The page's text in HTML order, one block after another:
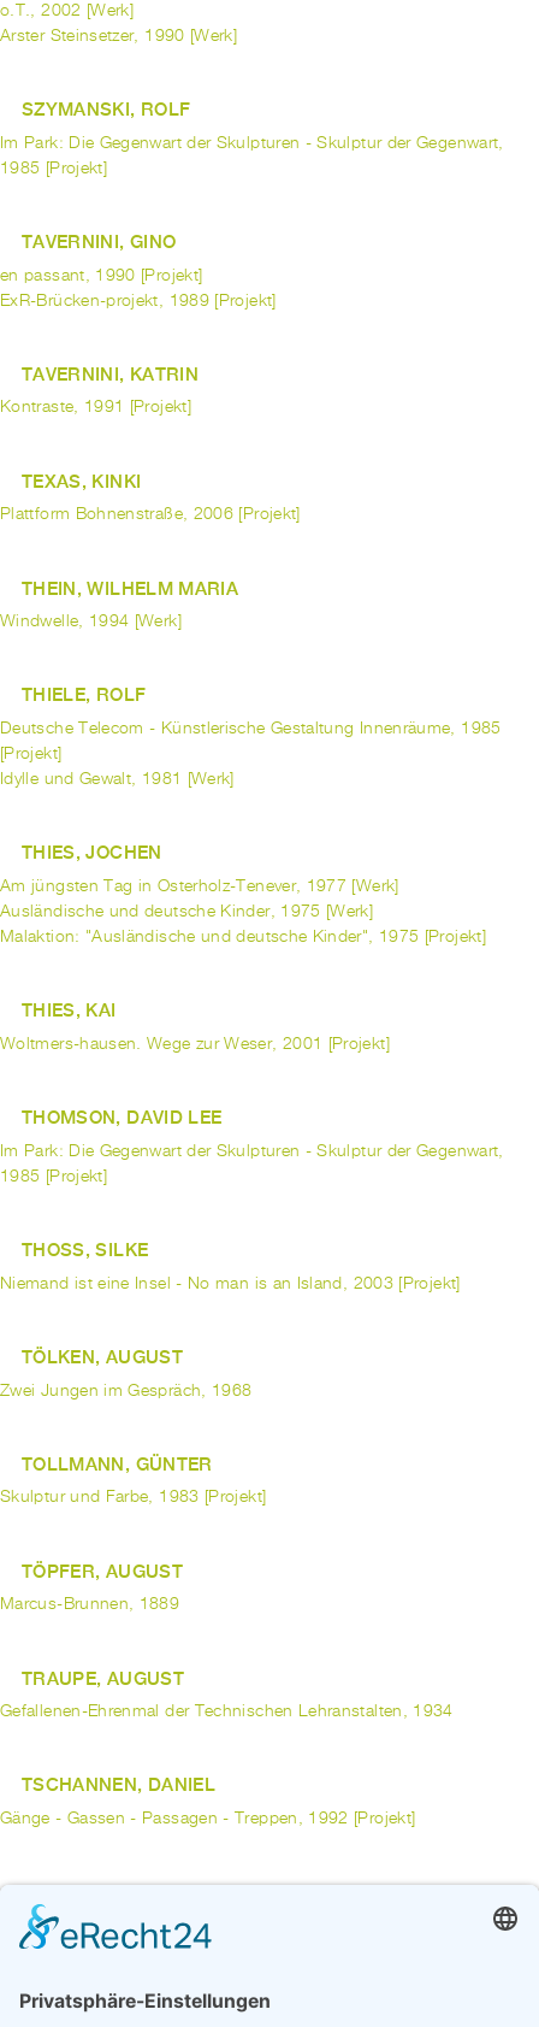
o.T., 2002 [Werk]
Arster Steinsetzer, 1990 [Werk]
SZYMANSKI, ROLF
Im Park: Die Gegenwart der Skulpturen - Skulptur der Gegenwart,
1985 [Projekt]
TAVERNINI, GINO
en passant, 1990 [Projekt]
ExR-Brücken-projekt, 1989 [Projekt]
TAVERNINI, KATRIN
Kontraste, 1991 [Projekt]
TEXAS, KINKI
Plattform Bohnenstraße, 2006 [Projekt]
THEIN, WILHELM MARIA
Windwelle, 1994 [Werk]
THIELE, ROLF
Deutsche Telecom - Künstlerische Gestaltung Innenräume, 1985
[Projekt]
Idylle und Gewalt, 1981 [Werk]
THIES, JOCHEN
Am jüngsten Tag in Osterholz-Tenever, 1977 [Werk]
Ausländische und deutsche Kinder, 1975 [Werk]
Malaktion: "Ausländische und deutsche Kinder", 1975 [Projekt]
THIES, KAI
Woltmers-hausen. Wege zur Weser, 2001 [Projekt]
THOMSON, DAVID LEE
Im Park: Die Gegenwart der Skulpturen - Skulptur der Gegenwart,
1985 [Projekt]
THOSS, SILKE
Niemand ist eine Insel - No man is an Island, 2003 [Projekt]
TÖLKEN, AUGUST
Zwei Jungen im Gespräch, 1968
TOLLMANN, GÜNTER
Skulptur und Farbe, 1983 [Projekt]
TÖPFER, AUGUST
Marcus-Brunnen, 1889
TRAUPE, AUGUST
Gefallenen-Ehrenmal der Technischen Lehranstalten, 1934
TSCHANNEN, DANIEL
Gänge - Gassen - Passagen - Treppen, 1992 [Projekt]
TUAILLON, LOUIS
Denkmal für Kaiser Friedrich III, 1905
Rosselenker, 1902